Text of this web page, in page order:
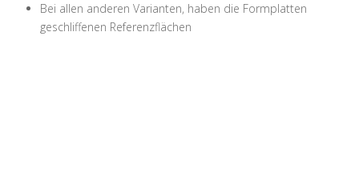
Bei allen anderen Varianten, haben die Formplatten
geschliffenen Referenzflächen